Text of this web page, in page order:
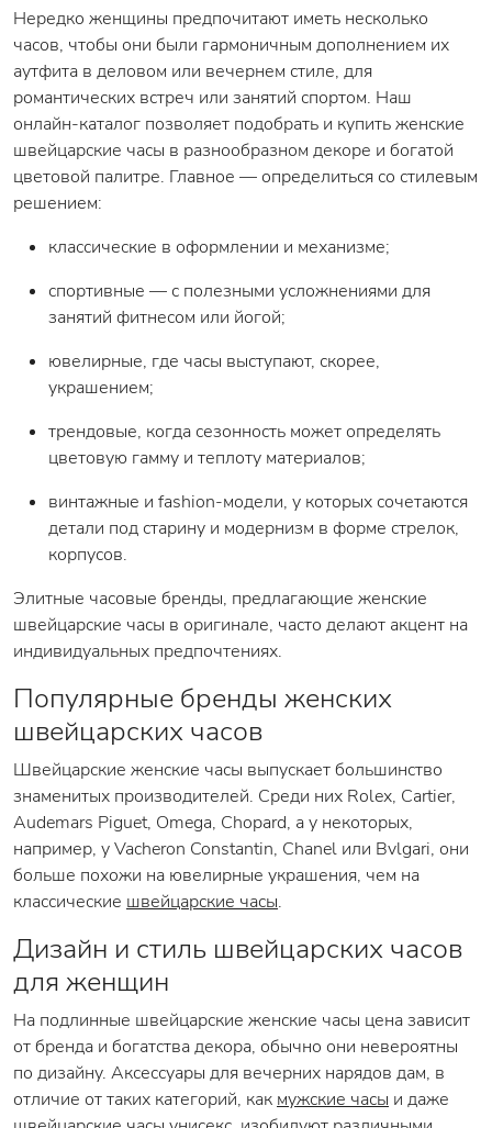
Нередко женщины предпочитают иметь несколько
часов, чтобы они были гармоничным дополнением их
аутфита в деловом или вечернем стиле, для
романтических встреч или занятий спортом. Наш
онлайн-каталог позволяет подобрать и купить женские
швейцарские часы в разнообразном декоре и богатой
цветовой палитре. Главное — определиться со стилевым
решением:
классические в оформлении и механизме;
спортивные — с полезными усложнениями для
занятий фитнесом или йогой;
ювелирные, где часы выступают, скорее,
украшением;
трендовые, когда сезонность может определять
цветовую гамму и теплоту материалов;
винтажные и fashion-модели, у которых сочетаются
детали под старину и модернизм в форме стрелок,
корпусов.
Элитные часовые бренды, предлагающие женские
швейцарские часы в оригинале, часто делают акцент на
индивидуальных предпочтениях.
Популярные бренды женских
швейцарских часов
Швейцарские женские часы выпускает большинство
знаменитых производителей. Среди них Rolex, Cartier,
Audemars Piguet, Omega, Chopard, а у некоторых,
например, у Vacheron Constantin, Chanel или Bvlgari, они
больше похожи на ювелирные украшения, чем на
классические швейцарские часы.
Дизайн и стиль швейцарских часов
для женщин
На подлинные швейцарские женские часы цена зависит
от бренда и богатства декора, обычно они невероятны
по дизайну. Аксессуары для вечерних нарядов дам, в
отличие от таких категорий, как мужские часы и даже